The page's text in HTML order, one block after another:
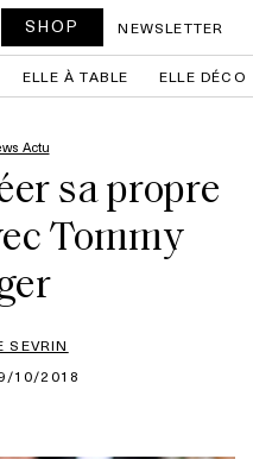
SHOP NEWSLETTER
ELLE À TABLE ELLE DÉCO
Actu
sa propre
Tommy
SEVRIN
10/2018